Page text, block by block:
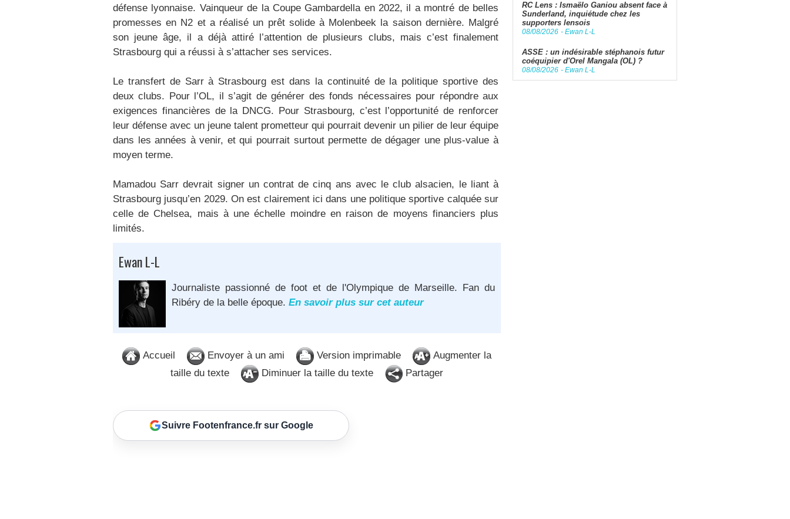
défense lyonnaise. Vainqueur de la Coupe Gambardella en 2022, il a montré de belles
promesses en N2 et a réalisé un prêt solide à Molenbeek la saison dernière. Malgré
son jeune âge, il a déjà attiré l’attention de plusieurs clubs, mais c’est finalement
Strasbourg qui a réussi à s’attacher ses services.
Le transfert de Sarr à Strasbourg est dans la continuité de la politique sportive des
deux clubs. Pour l’OL, il s’agit de générer des fonds nécessaires pour répondre aux
exigences financières de la DNCG. Pour Strasbourg, c’est l’opportunité de renforcer
leur défense avec un jeune talent prometteur qui pourrait devenir un pilier de leur équipe
dans les années à venir, et qui pourrait surtout permette de dégager une plus-value à
moyen terme.
Mamadou Sarr devrait signer un contrat de cinq ans avec le club alsacien, le liant à
Strasbourg jusqu’en 2029. On est clairement ici dans une politique sportive calquée sur
celle de Chelsea, mais à une échelle moindre en raison de moyens financiers plus
limités.
Ewan L-L
Journaliste passionné de foot et de l'Olympique de Marseille. Fan du
Ribéry de la belle époque. En savoir plus sur cet auteur
Accueil Envoyer à un ami Version imprimable
Augmenter la
taille du texte
Diminuer la taille du texte Partager
Suivre Footenfrance.fr sur Google
RC Lens : Ismaëlo Ganiou absent face à
Sunderland, inquiétude chez les
supporters lensois
08/08/2026 - Ewan L-L
ASSE : un indésirable stéphanois futur
coéquipier d'Orel Mangala (OL) ?
08/08/2026 - Ewan L-L